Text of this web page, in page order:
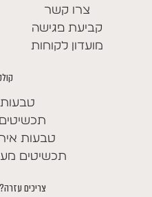
צרו קשר
קביעת פגישה
מועדון לקוחות
טבעות
טבעות
תכשיטים
צריכים